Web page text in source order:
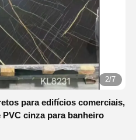
3/7
para edifícios comerciais,
cinza para banheiro